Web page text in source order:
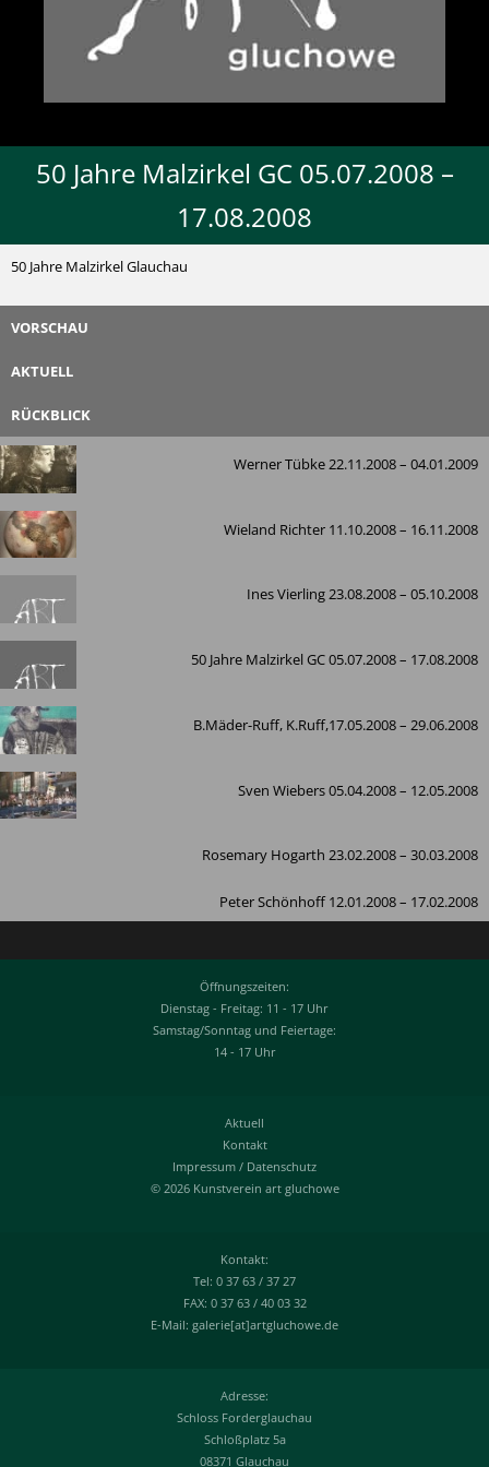
50 Jahre Malzirkel GC 05.07.2008 –
17.08.2008
50 Jahre Malzirkel Glauchau
VORSCHAU
AKTUELL
RÜCKBLICK
Werner Tübke 22.11.2008 – 04.01.2009
Wieland Richter 11.10.2008 – 16.11.2008
Ines Vierling 23.08.2008 – 05.10.2008
50 Jahre Malzirkel GC 05.07.2008 – 17.08.2008
B.Mäder-Ruff, K.Ruff,17.05.2008 – 29.06.2008
Sven Wiebers 05.04.2008 – 12.05.2008
Rosemary Hogarth 23.02.2008 – 30.03.2008
Peter Schönhoff 12.01.2008 – 17.02.2008
Öffnungszeiten:
Dienstag - Freitag: 11 - 17 Uhr
Samstag/Sonntag und Feiertage:
14 - 17 Uhr
Aktuell
Kontakt
Impressum / Datenschutz
© 2026 Kunstverein art gluchowe
Kontakt:
Tel: 0 37 63 / 37 27
FAX: 0 37 63 / 40 03 32
E-Mail: galerie[at]artgluchowe.de
Adresse:
Schloss Forderglauchau
Schloßplatz 5a
08371 Glauchau